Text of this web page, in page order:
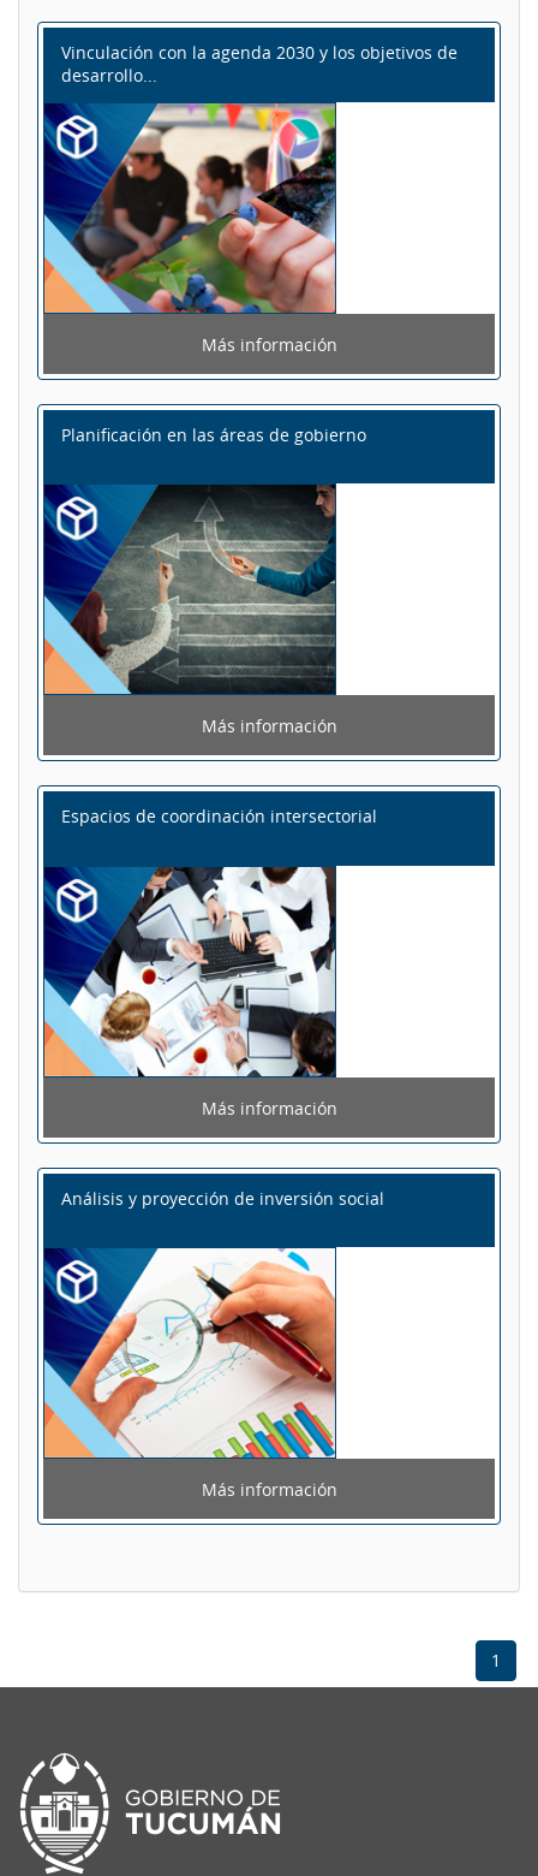
Vinculación con la agenda 2030 y los objetivos de
desarrollo...
Más información
Planificación en las áreas de gobierno
Más información
Espacios de coordinación intersectorial
Más información
Análisis y proyección de inversión social
Más información
1